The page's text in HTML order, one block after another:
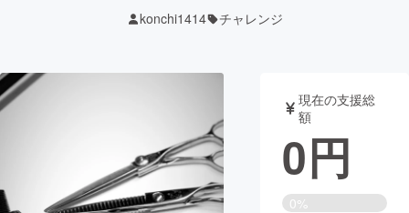
ジェクト
ロジェクト
音楽
テクノロジー・ガジェット ゲーム・サ
映像・映画 書籍・雑誌
konchi1414 チャレンジ
現在の支援総
額
0円
0%